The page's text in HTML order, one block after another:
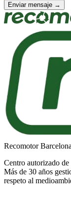
Enviar mensaje →
Recomotor Barcelona
Centro autorizado
Más de 30 años
respeto al